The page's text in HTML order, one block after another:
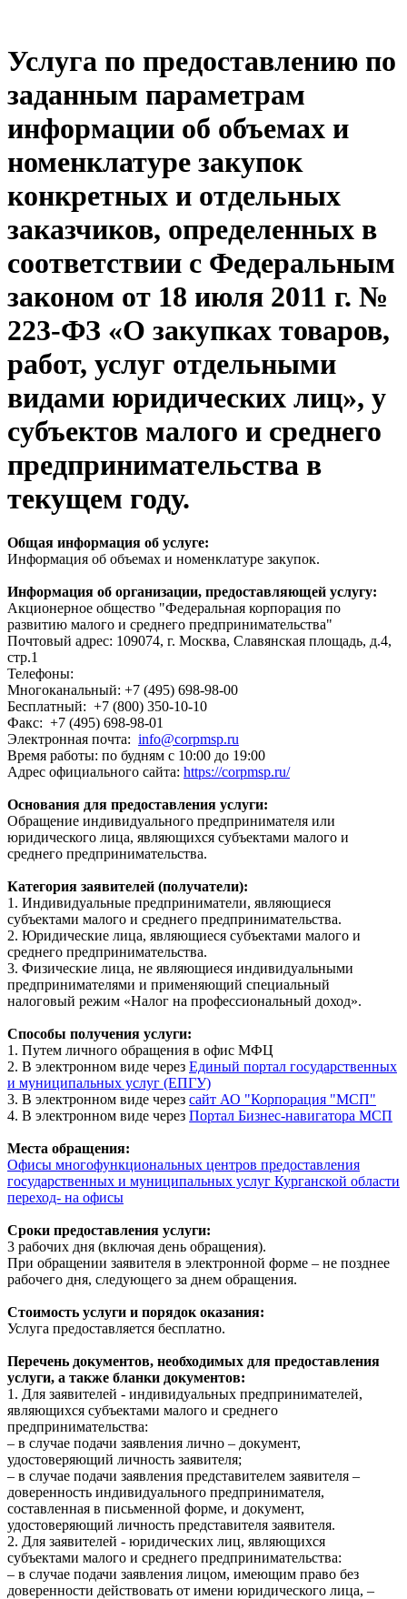
Услуга по предоставлению по
заданным параметрам
информации об объемах и
номенклатуре закупок
конкретных и отдельных
заказчиков, определенных в
соответствии с Федеральным
законом от 18 июля 2011 г. №
223-ФЗ «О закупках товаров,
работ, услуг отдельными
видами юридических лиц», у
субъектов малого и среднего
предпринимательства в
текущем году.
Общая информация об услуге:
Информация об объемах и номенклатуре закупок.
Информация об организации, предоставляющей услугу:
Акционерное общество "Федеральная корпорация по
развитию малого и среднего предпринимательства"
Почтовый адрес: 109074, г. Москва, Славянская площадь, д.4,
стр.1
Телефоны:
Многоканальный: +7 (495) 698-98-00
Бесплатный: +7 (800) 350-10-10
Факс: +7 (495) 698-98-01
Электронная почта: info@corpmsp.ru
Время работы: по будням c 10:00 до 19:00
Адрес официального сайта: https://corpmsp.ru/
Основания для предоставления услуги:
Обращение индивидуального предпринимателя или
юридического лица, являющихся субъектами малого и
среднего предпринимательства.
Категория заявителей (получатели):
1. Индивидуальные предприниматели, являющиеся
субъектами малого и среднего предпринимательства.
2. Юридические лица, являющиеся субъектами малого и
среднего предпринимательства.
3. Физические лица, не являющиеся индивидуальными
предпринимателями и применяющий специальный
налоговый режим «Налог на профессиональный доход».
Способы получения услуги:
1. Путем личного обращения в офис МФЦ
2. В электронном виде через Единый портал государственных
и муниципальных услуг (ЕПГУ)
3. В электронном виде через сайт АО "Корпорация "МСП"
4. В электронном виде через Портал Бизнес-навигатора МСП
Места обращения:
Офисы многофункциональных центров предоставления
государственных и муниципальных услуг Курганской области
переход- на офисы
Сроки предоставления услуги:
3 рабочих дня (включая день обращения).
При обращении заявителя в электронной форме – не позднее
рабочего дня, следующего за днем обращения.
Стоимость услуги и порядок оказания:
Услуга предоставляется бесплатно.
Перечень документов, необходимых для предоставления
услуги, а также бланки документов:
1. Для заявителей - индивидуальных предпринимателей,
являющихся субъектами малого и среднего
предпринимательства:
– в случае подачи заявления лично – документ,
удостоверяющий личность заявителя;
– в случае подачи заявления представителем заявителя –
доверенность индивидуального предпринимателя,
составленная в письменной форме, и документ,
удостоверяющий личность представителя заявителя.
2. Для заявителей - юридических лиц, являющихся
субъектами малого и среднего предпринимательства:
– в случае подачи заявления лицом, имеющим право без
доверенности действовать от имени юридического лица, –